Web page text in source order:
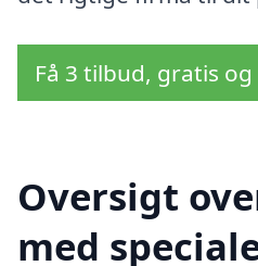
Få 3 tilbud, gratis
Oversigt
med